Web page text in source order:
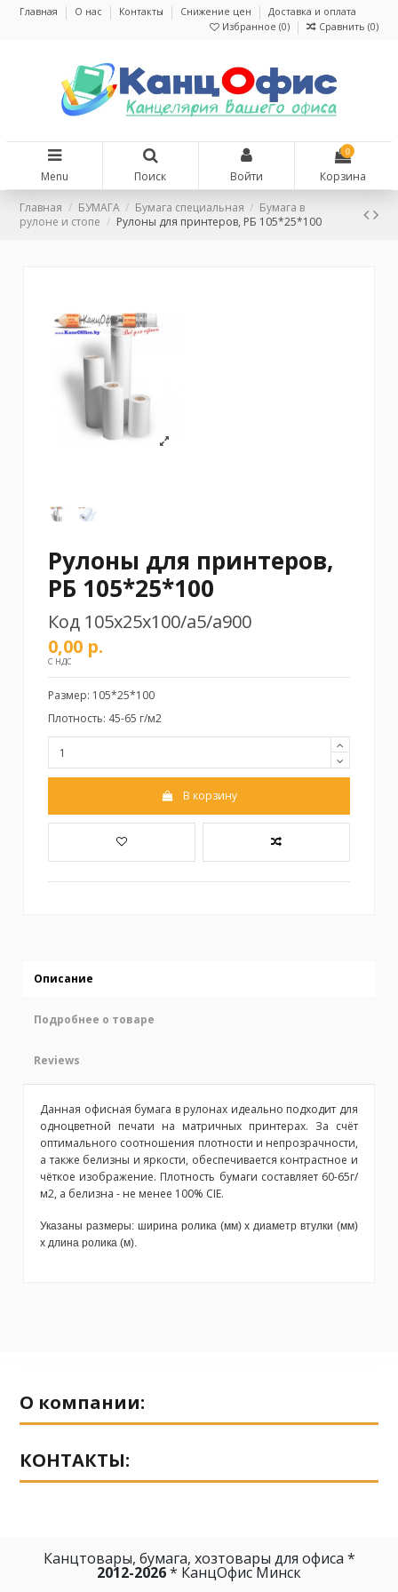
Главная О нас Контакты Снижение цен
Доставка и оплата
Избранное (0) Сравнить (0)
Menu Поиск Войти
0
Корзина
Главная БУМАГА Бумага специальная
Бумага в
рулоне и стопе
Рулоны для принтеров, РБ 105*25*100
Рулоны для принтеров,
РБ 105*25*100
Код 105х25х100/а5/а900
0,00 р.
С НДС
Размер: 105*25*100
Плотность: 45-65 г/м2
В корзину
Описание
Подробнее о товаре
Reviews
Данная офисная бумага в рулонах идеально подходит для
одноцветной печати на матричных принтерах. За счёт
оптимального соотношения плотности и непрозрачности,
а также белизны и яркости, обеспечивается контрастное и
чёткое изображение. Плотность бумаги составляет 60-65г/
м2, а белизна - не менее 100% CIE.
Указаны размеры: ширина ролика (мм) х диаметр втулки (мм)
х длина ролика (м).
О компании:
КОНТАКТЫ:
Канцтовары, бумага, хозтовары для офиса *
2012-2026* КанцОфис Минск